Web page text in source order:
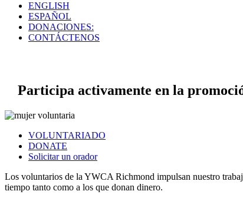
ENGLISH
ESPAÑOL
DONACIONES:
CONTÁCTENOS
Participa activamente en la
VOLUNTARIADO
DONATE
Solicitar un orador
Los voluntarios de la YWCA Richmond impulsan nuestro
tiempo tanto como a los que donan dinero.